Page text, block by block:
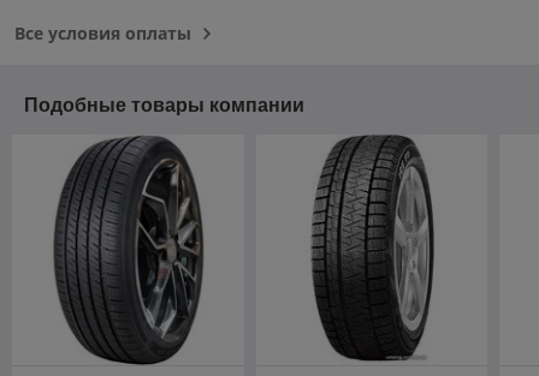
Все условия оплаты
Подобные товары компании